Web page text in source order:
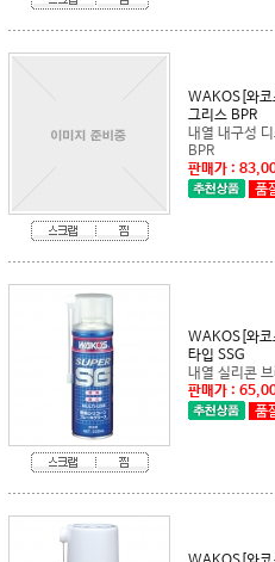
그리스 BPR
BPR
판매가 :
타입 SSG
내열 실리콘
판매가 :